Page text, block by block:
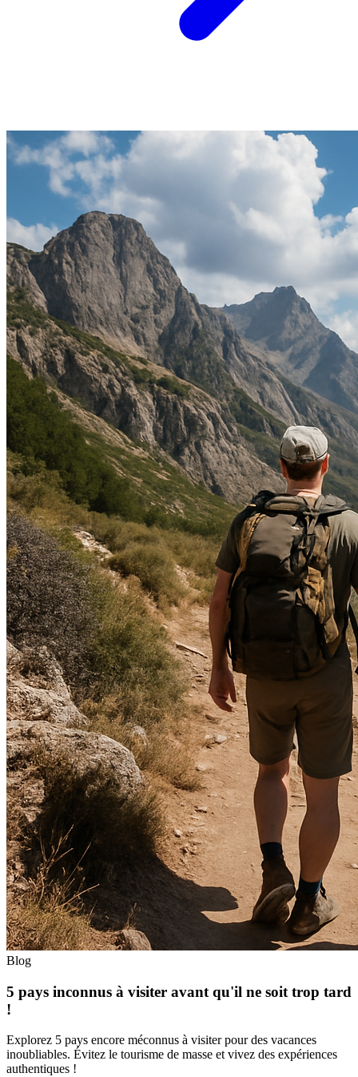
Blog
5 pays inconnus à visiter avant qu'il ne soit trop tard
!
Explorez 5 pays encore méconnus à visiter pour des vacances
inoubliables. Évitez le tourisme de masse et vivez des expériences
authentiques !